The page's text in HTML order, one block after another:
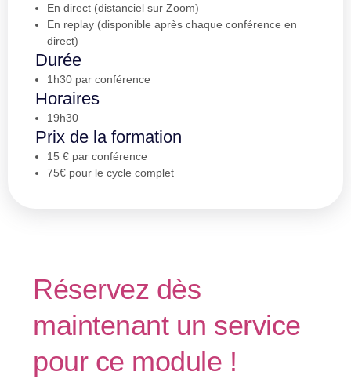
En direct (distanciel sur Zoom)
En replay (disponible après chaque conférence en
direct)
Durée
1h30 par conférence
Horaires
19h30
Prix de la formation
15 € par conférence
75€ pour le cycle complet
Réservez dès
maintenant un service
pour ce module !